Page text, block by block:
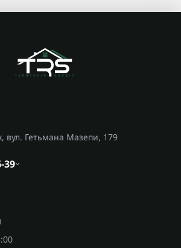
вул. Гетьмана Мазепи, 179
39